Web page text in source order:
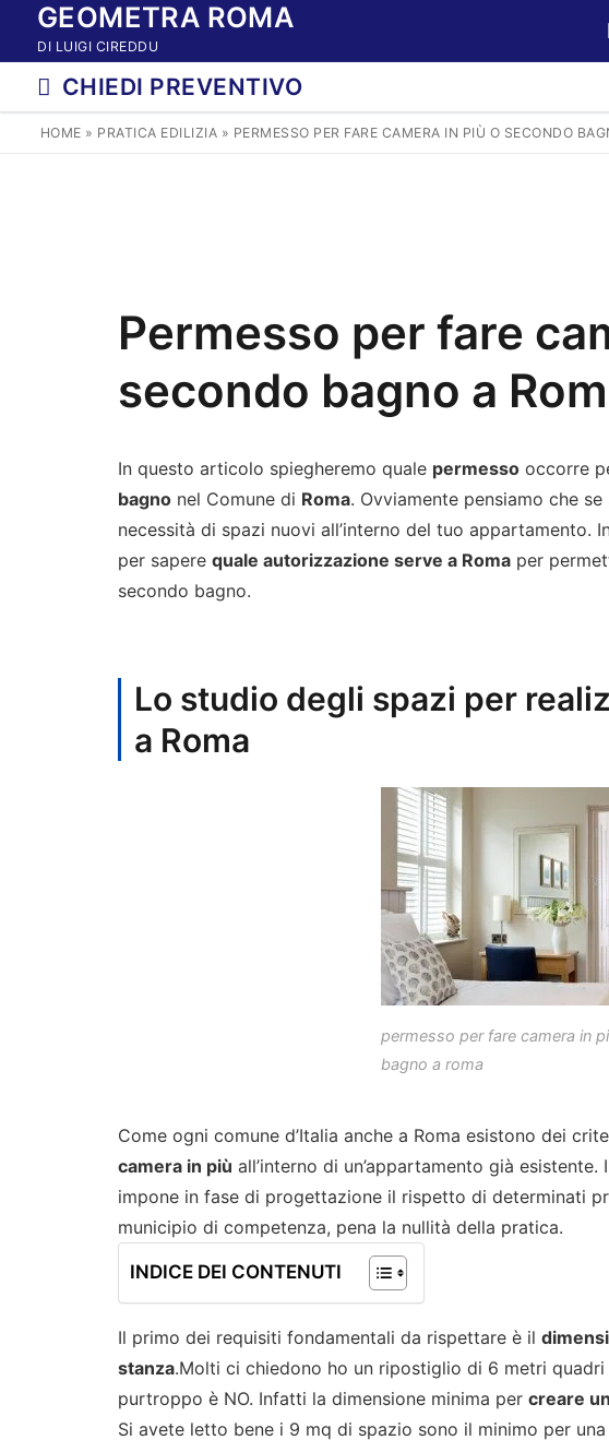
contenuto
GEOMETRA ROMA
DI LUIGI CIREDDU
CHIEDI PREVENTIVO
HOME » PRATICA EDILIZIA » PERMESSO PER FARE CAMERA IN PIÙ O SECONDO
Permesso per fare
secondo bagno a
In questo articolo spiegheremo quale permesso occorre
bagno nel Comune di Roma. Ovviamente pensiamo che
necessità di spazi nuovi all’interno del tuo
per saperequale autorizzazione serve a Roma per
secondo bagno.
Lo studio degli spazi per
a Roma
permesso per fare camera in
bagno a roma
Come ogni comune d’Italia anche a Roma esistono dei
camera in più all’interno di un’appartamento già esistente.
impone in fase di progettazione il rispetto di determinati
municipio di competenza, pena la nullità della pratica.
INDICE DEI CONTENUTI
Il primo dei requisiti fondamentali da rispettare è il
stanza.Molti ci chiedono ho un ripostiglio di 6 metri quadri
purtroppo è NO. Infatti la dimensione minima percreare
Si avete letto bene i 9 mq di spazio sono il minimo per